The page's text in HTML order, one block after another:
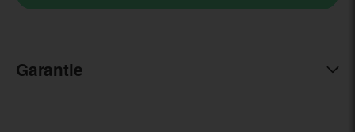
Garantie